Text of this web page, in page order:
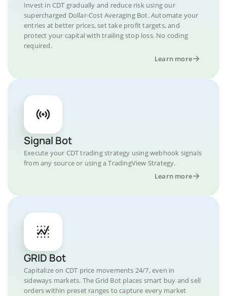
Invest in CDT gradually and reduce risk using our
supercharged Dollar-Cost Averaging Bot. Automate your
entries at better prices, set take profit targets, and
protect your capital with trailing stop loss. No coding
required.
Learn more
Signal Bot
Execute your CDT trading strategy using webhook signals
from any source or using a TradingView Strategy.
Learn more
GRID Bot
Capitalize on CDT price movements 24/7, even in
sideways markets. The Grid Bot places smart buy and sell
orders within preset ranges to capture every market